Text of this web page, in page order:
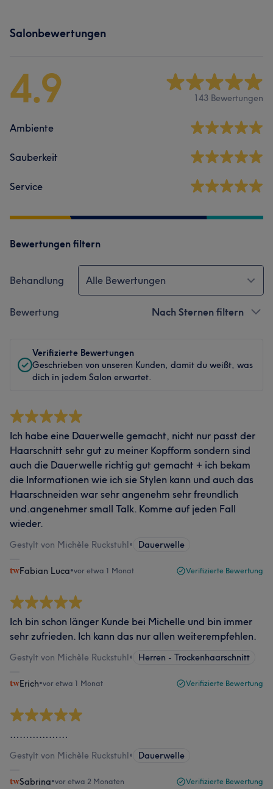
Salonbewertungen
4.9 143 Bewertungen
Ambiente
Sauberkeit
Service
Bewertungen filtern
Behandlung Alle Bewertungen
Bewertung Nach Sternen filtern
Verifizierte Bewertungen
Geschrieben von unseren Kunden, damit du weißt, was
dich in jedem Salon erwartet.
Ich habe eine Dauerwelle gemacht, nicht nur passt der
Haarschnitt sehr gut zu meiner Kopfform sondern sind
auch die Dauerwelle richtig gut gemacht + ich bekam
die Informationen wie ich sie Stylen kann und auch das
Haarschneiden war sehr angenehm sehr freundlich
und.angenehmer small Talk. Komme auf jeden Fall
wieder.
Gestylt von Michèle Ruckstuhl• Dauerwelle
Fabian Luca•vor etwa 1 Monat Verifizierte Bewertung
Ich bin schon länger Kunde bei Michelle und bin immer
sehr zufrieden. Ich kann das nur allen weiterempfehlen.
Gestylt von Michèle Ruckstuhl• Herren - Trockenhaarschnitt
Erich•vor etwa 1 Monat Verifizierte Bewertung
………………
Gestylt von Michèle Ruckstuhl• Dauerwelle
Sabrina•vor etwa 2 Monaten Verifizierte Bewertung